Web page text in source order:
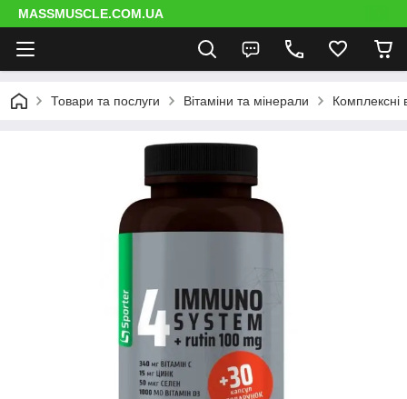
MASSMUSCLE.COM.UA
Товари та послуги Вітаміни та мінерали Комплексні